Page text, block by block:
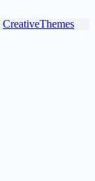
CreativeThemes